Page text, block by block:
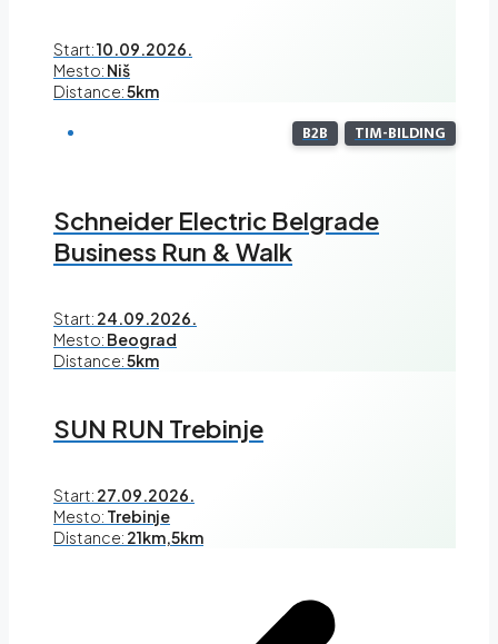
Start:10.09.2026.
Mesto: Niš
Distance:5km
B2B TIM-BILDING
Schneider Electric Belgrade
Business Run & Walk
Start: 24.09.2026.
Mesto: Beograd
Distance:5km
SUN RUN Trebinje
Start: 27.09.2026.
Mesto: Trebinje
Distance: 21km,5km